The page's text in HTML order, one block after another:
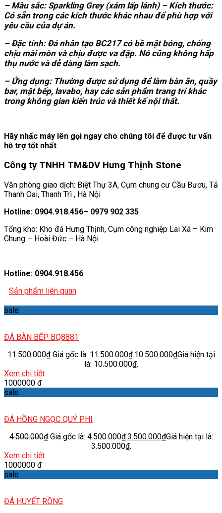
– Màu sắc: Sparkling Grey (xám lấp lánh) – Kích thước:
Có sẵn trong các kích thước khác nhau để phù hợp với
yêu cầu của dự án.
– Đặc tính: Đá nhân tạo BC217 có bề mặt bóng, chống
chịu mài mòn và chịu được va đập. Nó cũng không hấp
thụ nước và dễ dàng làm sạch.
– Ứng dụng: Thường được sử dụng để làm bàn ăn, quầy
bar, mặt bếp, lavabo, hay các sản phẩm trang trí khác
trong không gian kiến trúc và thiết kế nội thất.
Hãy nhấc máy lên gọi ngay cho chúng tôi để được tư vấn
hỗ trợ tốt nhất
Công ty TNHH TM&DV Hưng Thịnh Stone
Văn phòng giao dịch: Biệt Thự 3A, Cụm chung cư Cầu Bươu, Tả
Thanh Oai, Thanh Trì , Hà Nội
Hotline: 0904.918.456– 0979 902 335
Tổng kho: Kho đá Hưng Thịnh, Cụm công nghiệp Lai Xá – Kim
Chung – Hoài Đức – Hà Nội
Hotline: 0904.918.456
Sản phẩm liên quan
sale
ĐÁ BÀN BẾP BQ8881
11.500.000₫ Giá gốc là: 11.500.000₫.10.500.000₫Giá hiện tại
là: 10.500.000₫.
Xem chi tiết
1000000 đ
sale
ĐÁ HỒNG NGỌC QUÝ PHI
4.500.000₫ Giá gốc là: 4.500.000₫.3.500.000₫Giá hiện tại là:
3.500.000₫.
Xem chi tiết
1000000 đ
sale
ĐÁ HUYẾT RỒNG